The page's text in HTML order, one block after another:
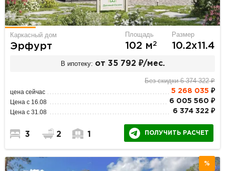
Каркасный дом
Эрфурт
Площадь
102 м2
Размер
10.2х11.4
В ипотеку: от 35 792 ₽/мес.
Без скидки 6 374 322 ₽
цена сейчас 5 268 035 ₽
Цена с 16.08 6 005 560 ₽
Цена с 31.08 6 374 322 ₽
3 2 1 ПОЛУЧИТЬ РАСЧЕТ
%